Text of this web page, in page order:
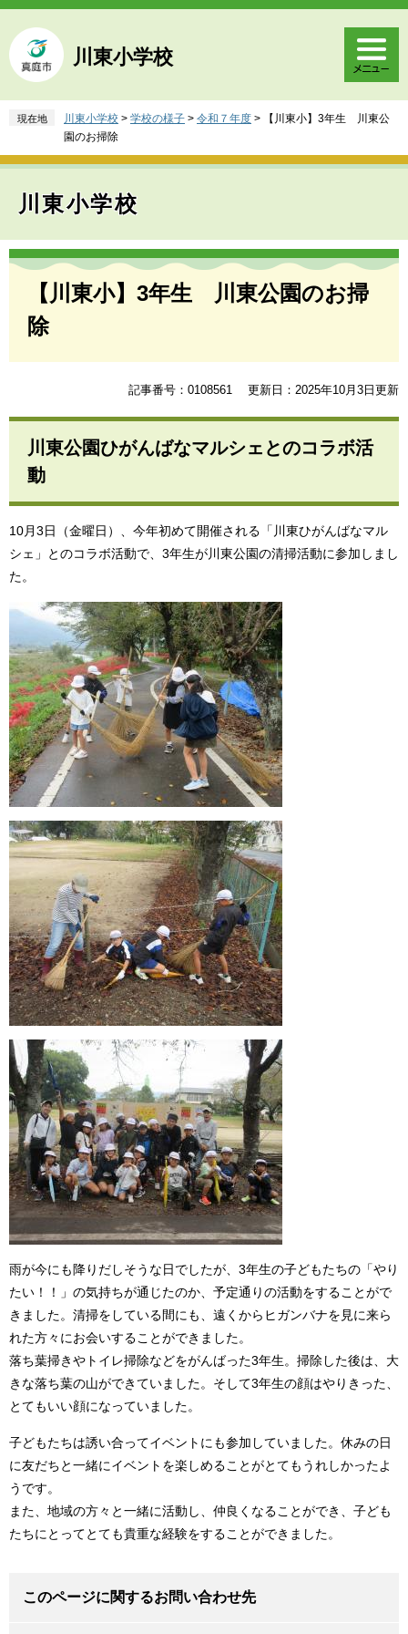
ペ
ジ
の
頭
。
メ
ュ
ー
飛
て
川東小学校
現在地 川東小学校 > 学校の様子 > 令和７年度 >
【川東小】3年生 川東公
園のお掃除
川東小学校
本
【川東小】3年生 川東公園のお掃
除
記事番号：0108561 更新日：2025年10月3日更新
川東公園ひがんばなマルシェとのコラボ活
動
10月3日（金曜日）、今年初めて開催される「川東ひがんばなマル
シェ」とのコラボ活動で、3年生が川東公園の清掃活動に参加しまし
た。
雨が今にも降りだしそうな日でしたが、3年生の子どもたちの「やり
たい！！」の気持ちが通じたのか、予定通りの活動をすることがで
きました。清掃をしている間にも、遠くからヒガンバナを見に来ら
れた方々にお会いすることができました。
落ち葉掃きやトイレ掃除などをがんばった3年生。掃除した後は、大
きな落ち葉の山ができていました。そして3年生の顔はやりきった、
とてもいい顔になっていました。
子どもたちは誘い合ってイベントにも参加していました。休みの日
に友だちと一緒にイベントを楽しめることがとてもうれしかったよ
うです。
また、地域の方々と一緒に活動し、仲良くなることができ、子ども
たちにとってとても貴重な経験をすることができました。
このページに関するお問い合わせ先